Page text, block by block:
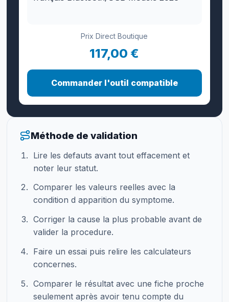
Prix Direct Boutique
117,00 €
Commander l'outil compatible
Méthode de validation
Lire les defauts avant tout effacement et
noter leur statut.
Comparer les valeurs reelles avec la
condition d apparition du symptome.
Corriger la cause la plus probable avant de
valider la procedure.
Faire un essai puis relire les calculateurs
concernes.
Comparer le résultat avec une fiche proche
seulement après avoir tenu compte du